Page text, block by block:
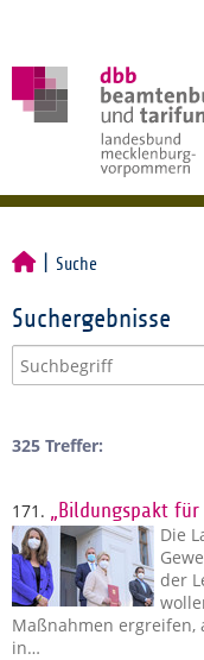
Suche
Suchergebnisse
325 Treffer:
171. „Bildungspakt für
Die
der
Maßnahmen ergreifen,
in…